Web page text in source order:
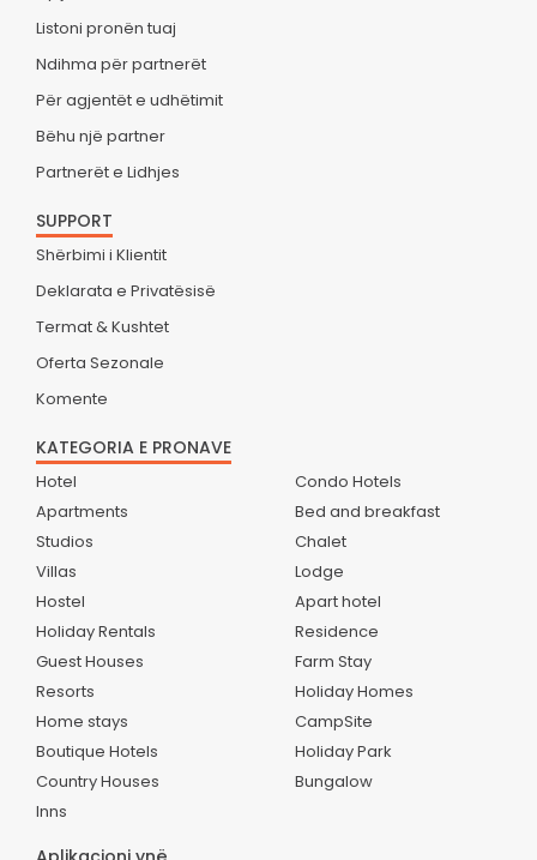
Listoni pronën tuaj
Ndihma për partnerët
Për agjentët e udhëtimit
Bëhu një partner
Partnerët e Lidhjes
SUPPORT
Shërbimi i Klientit
Deklarata e Privatësisë
Termat & Kushtet
Oferta Sezonale
Komente
KATEGORIA E PRONAVE
Hotel
Apartments
Studios
Villas
Hostel
Holiday Rentals
Guest Houses
Resorts
Home stays
Boutique Hotels
Country Houses
Inns
Condo Hotels
Bed and breakfast
Chalet
Lodge
Apart hotel
Residence
Farm Stay
Holiday Homes
CampSite
Holiday Park
Bungalow